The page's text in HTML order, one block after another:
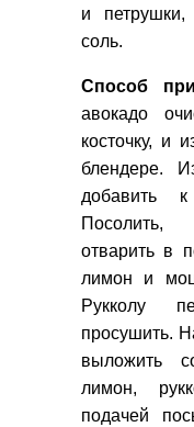
и
соль.
Способ
авокадо
косточку, и
блендере.
добавить
Посолить,
отварить в
лимон и
Рукколу
просушить.
выложить
лимон,
подачей